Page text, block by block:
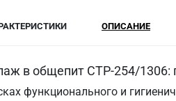
ОПИСАНИЕ
в общепит СТР-254/1306:
функционального и